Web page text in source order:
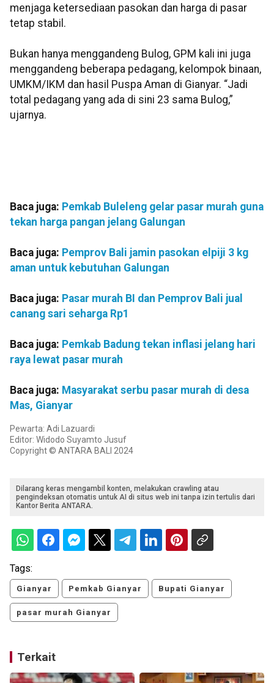
menjaga ketersediaan pasokan dan harga di pasar
tetap stabil.
Bukan hanya menggandeng Bulog, GPM kali ini juga
menggandeng beberapa pedagang, kelompok binaan,
UMKM/IKM dan hasil Puspa Aman di Gianyar. “Jadi
total pedagang yang ada di sini 23 sama Bulog,”
ujarnya.
Baca juga: Pemkab Buleleng gelar pasar murah guna
tekan harga pangan jelang Galungan
Baca juga: Pemprov Bali jamin pasokan elpiji 3 kg
aman untuk kebutuhan Galungan
Baca juga: Pasar murah BI dan Pemprov Bali jual
canang sari seharga Rp1
Baca juga: Pemkab Badung tekan inflasi jelang hari
raya lewat pasar murah
Baca juga: Masyarakat serbu pasar murah di desa
Mas, Gianyar
Pewarta: Adi Lazuardi
Editor: Widodo Suyamto Jusuf
Copyright © ANTARA BALI 2024
Dilarang keras mengambil konten, melakukan crawling atau
pengindeksan otomatis untuk AI di situs web ini tanpa izin tertulis dari
Kantor Berita ANTARA.
Tags:
Gianyar Pemkab Gianyar Bupati Gianyar
pasar murah Gianyar
Terkait